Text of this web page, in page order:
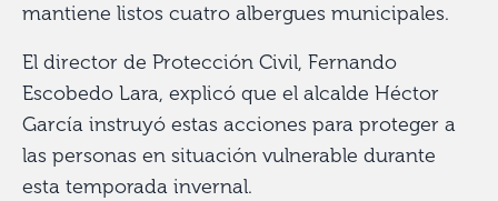
mantiene listos cuatro albergues municipales.
El director de Protección Civil, Fernando
Escobedo Lara, explicó que el alcalde Héctor
García instruyó estas acciones para proteger a
las personas en situación vulnerable durante
esta temporada invernal.